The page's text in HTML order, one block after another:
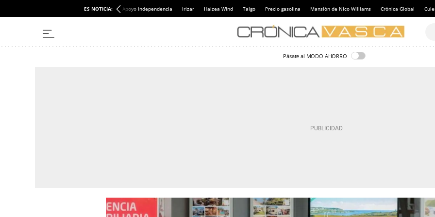
ES NOTICIA: Apoyo independencia Irizar Haizea Wind Talgo Precio gasolina Mansión de Nico Williams Crónica Global
Pásate al MODO AHORRO